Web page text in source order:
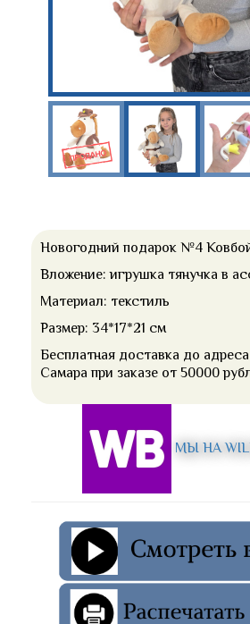
Новогодний подарок №4
Вложение: игрушка тянучка в
Материал: текстиль
Размер: 34*17*21 см
Бесплатная доставка до
Самара при заказе от 50000
МЫ НА